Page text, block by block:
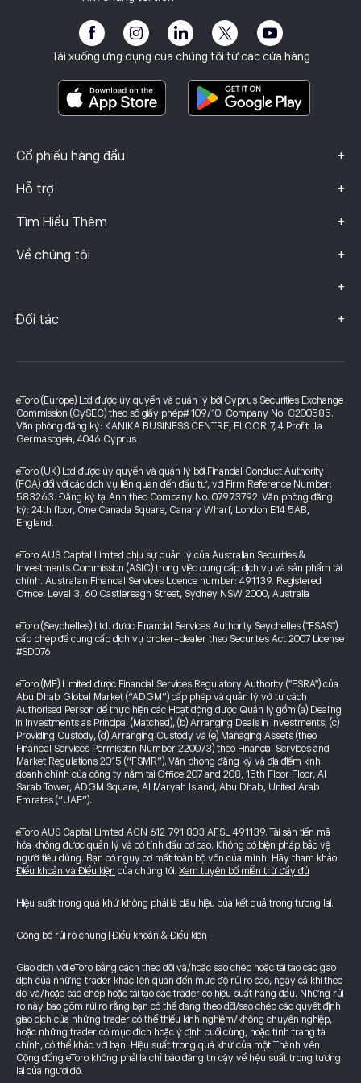
Tải xuống ứng dụng của chúng tôi từ các cửa hàng
Cổ phiếu hàng đầu +
Hỗ trợ +
Tìm Hiểu Thêm +
Về chúng tôi +
+
Công bố rủi ro
Điều khoản & Điều kiện
Tài Liệu Thông Tin Quan Trọng
Dữ liệu khiếu nại (Khách hàng FCA)
Đối tác +
Chương trình liên kết
Bảo hiểm đầu tư
eToro (Europe) Ltd được ủy quyền và quản lý bởi Cyprus Securities Exchange
Commission (CySEC) theo số giấy phép# 109/10. Company No. C200585.
Văn phòng đăng ký: KANIKA BUSINESS CENTRE, FLOOR 7, 4 Profiti Ilia
Germasogeia, 4046 Cyprus
eToro (UK) Ltd được ủy quyền và quản lý bởi Financial Conduct Authority
(FCA) đối với các dịch vụ liên quan đến đầu tư, với Firm Reference Number:
583263. Đăng ký tại Anh theo Company No. 07973792. Văn phòng đăng
ký: 24th floor, One Canada Square, Canary Wharf, London E14 5AB,
England.
eToro AUS Capital Limited chịu sự quản lý của Australian Securities &
Investments Commission (ASIC) trong việc cung cấp dịch vụ và sản phẩm tài
chính. Australian Financial Services Licence number: 491139. Registered
Office: Level 3, 60 Castlereagh Street, Sydney NSW 2000, Australia
eToro (Seychelles) Ltd. được Financial Services Authority Seychelles ("FSAS")
cấp phép để cung cấp dịch vụ broker-dealer theo Securities Act 2007 License
#SD076
eToro (ME) Limited được Financial Services Regulatory Authority ("FSRA") của
Abu Dhabi Global Market (“ADGM”) cấp phép và quản lý với tư cách
Authorised Person để thực hiện các Hoạt động được Quản lý gồm (a) Dealing
in Investments as Principal (Matched), (b) Arranging Deals in Investments, (c)
Providing Custody, (d) Arranging Custody và (e) Managing Assets (theo
Financial Services Permission Number 220073) theo Financial Services and
Market Regulations 2015 (“FSMR”). Văn phòng đăng ký và địa điểm kinh
doanh chính của công ty nằm tại Office 207 and 208, 15th Floor Floor, Al
Sarab Tower, ADGM Square, Al Maryah Island, Abu Dhabi, United Arab
Emirates (“UAE”).
eToro AUS Capital Limited ACN 612 791 803 AFSL 491139. Tài sản tiền mã
hóa không được quản lý và có tính đầu cơ cao. Không có biện pháp bảo vệ
người tiêu dùng. Bạn có nguy cơ mất toàn bộ vốn của mình. Hãy tham khảo
Điều khoản và Điều kiện của chúng tôi. Xem tuyên bố miễn trừ đầy đủ
Hiệu suất trong quá khứ không phải là dấu hiệu của kết quả trong tương lai.
Công bố rủi ro chung Điều khoản & Điều kiện
Giao dịch với eToro bằng cách theo dõi và/hoặc sao chép hoặc tái tạo các giao
dịch của những trader khác liên quan đến mức độ rủi ro cao, ngay cả khi theo
dõi và/hoặc sao chép hoặc tái tạo các trader có hiệu suất hàng đầu. Những rủi
ro này bao gồm rủi ro rằng bạn có thể đang theo dõi/sao chép các quyết định
giao dịch của những trader có thể thiếu kinh nghiệm/không chuyên nghiệp,
hoặc những trader có mục đích hoặc ý định cuối cùng, hoặc tình trạng tài
chính, có thể khác với bạn. Hiệu suất trong quá khứ của một Thành viên
Cộng đồng eToro không phải là chỉ báo đáng tin cậy về hiệu suất trong tương
lai của người đó.